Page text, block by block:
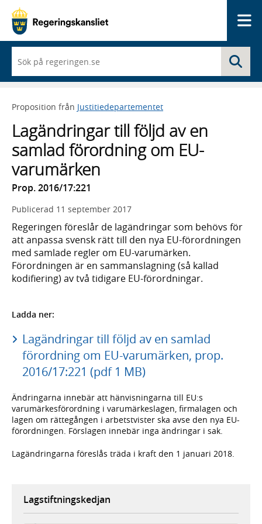
du
börjar
skriva
framträder
lista
med
sökförslag
Proposition från Justitiedepartementet
Lagändringar till följd av en
samlad förordning om EU-
varumärken
Prop. 2016/17:221
Publicerad 11 september 2017
Regeringen föreslår de lagändringar som behövs för
att anpassa svensk rätt till den nya EU-förordningen
med samlade regler om EU-varumärken.
Förordningen är en sammanslagning (så kallad
kodifiering) av två tidigare EU-förordningar.
Ladda ner:
Lagändringar till följd av en samlad
förordning om EU-varumärken, prop.
2016/17:221 (pdf 1 MB)
Ändringarna innebär att hänvisningarna till EU:s
varumärkesförordning i varumärkeslagen, firmalagen och
lagen om rättegången i arbetstvister ska avse den nya EU-
förordningen. Förslagen innebär inga ändringar i sak.
Lagändringarna föreslås träda i kraft den 1 januari 2018.
Lagstiftningskedjan